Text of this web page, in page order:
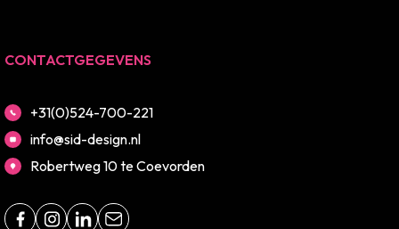
CONTACTGEGEVENS
+31(0)524-700-221
info@sid-design.nl
Robertweg 10 te Coevorden